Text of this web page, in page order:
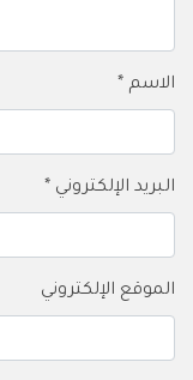
الاسم *
البريد الإلكتروني *
الموقع الإلكتروني